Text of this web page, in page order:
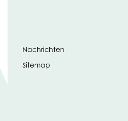
in
new
Nachrichten
Sitemap